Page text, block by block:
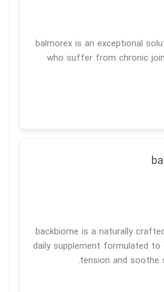
balmorex is an exceptional
who suffer from chronic
backbiome is a naturally
daily supplement formulated to
tension and soothe